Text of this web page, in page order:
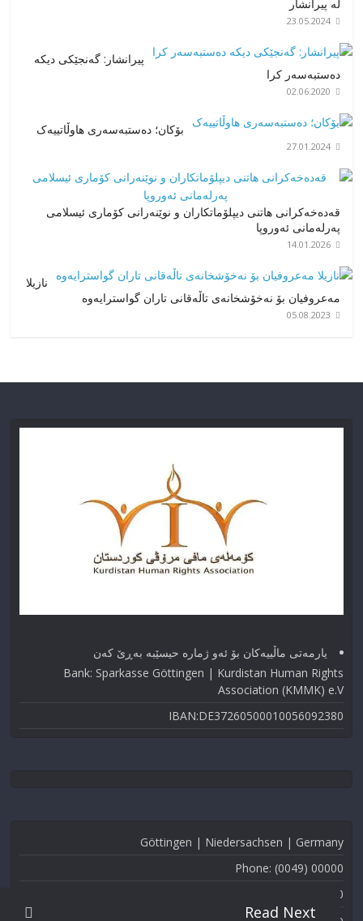
لە پیرانشار
23.05.2024
پیرانشار: گەنجێکی دیکە
دەستبەسەر کرا
02.06.2020
بۆکان؛ دەستبەسەری هاوڵاتییەک
27.01.2024
قەدەخەکرانی هاتنی دیپلۆماتکاران و نوێنەرانی کۆماری ئیسلامی
پەرلەمانی ئەوروپا
14.01.2026
نازیلا
مەعروفیان بۆ نەخۆشخانەی تاڵەقانی تاران گواسترایەوە
05.08.2023
یارمەتی ماڵییەکان بۆ ئەو ژماره حیسێبە بەڕێ کەن
Bank: Sparkasse Göttingen | Kurdistan Human Rights
Association (KMMK) e.V
IBAN:DE37260500010056092380
Göttingen | Niedersachsen | Germany
Phone: (0049) 00000
Fax: (0049) 000-000
Read Next